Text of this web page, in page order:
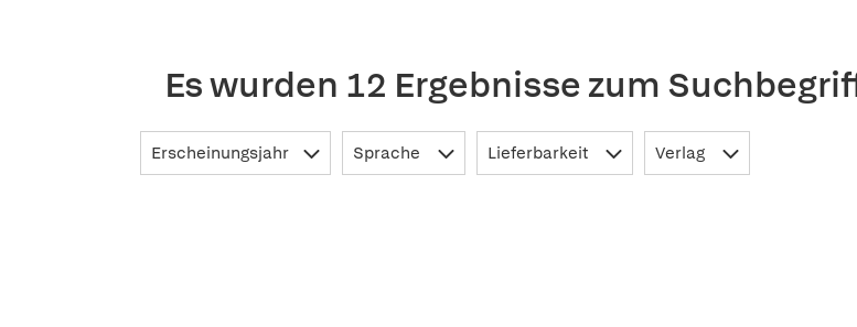
Es wurden 12 Ergebnisse zum
Erscheinungsjahr Sprache Lieferbarkeit Verlag